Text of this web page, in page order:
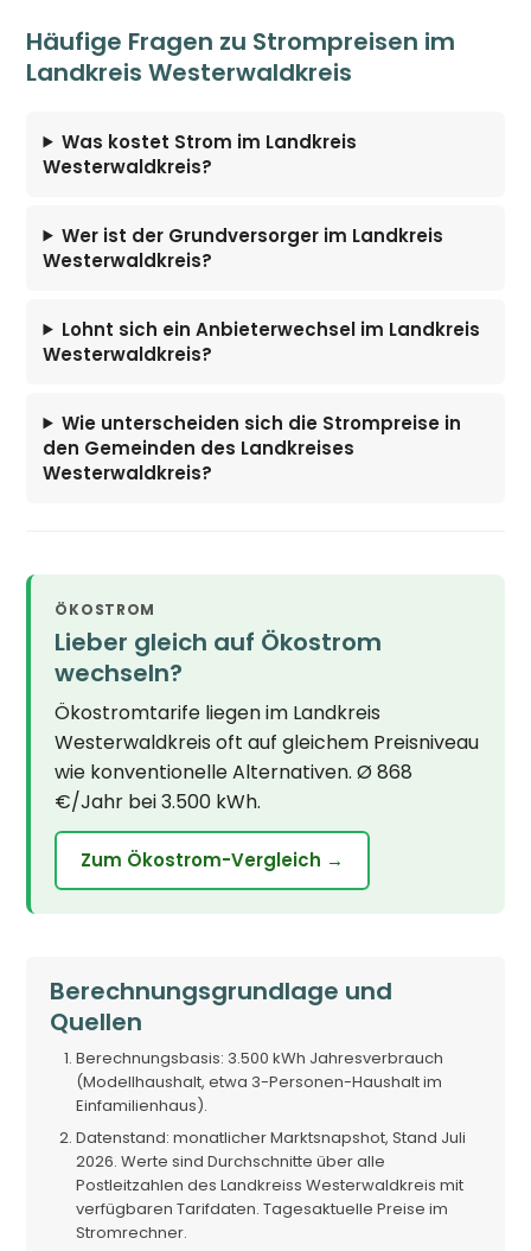
Häufige Fragen zu Strompreisen im
Landkreis Westerwaldkreis
Was kostet Strom im Landkreis
Westerwaldkreis?
Wer ist der Grundversorger im Landkreis
Westerwaldkreis?
Lohnt sich ein Anbieterwechsel im Landkreis
Westerwaldkreis?
Wie unterscheiden sich die Strompreise in
den Gemeinden des Landkreises
Westerwaldkreis?
ÖKOSTROM
Lieber gleich auf Ökostrom
wechseln?
Ökostromtarife liegen im Landkreis
Westerwaldkreis oft auf gleichem Preisniveau
wie konventionelle Alternativen. Ø 868
€/Jahr bei 3.500 kWh.
Zum Ökostrom-Vergleich →
Berechnungsgrundlage und
Quellen
Berechnungsbasis: 3.500 kWh Jahresverbrauch
(Modellhaushalt, etwa 3-Personen-Haushalt im
Einfamilienhaus).
Datenstand: monatlicher Marktsnapshot, Stand Juli
2026. Werte sind Durchschnitte über alle
Postleitzahlen des Landkreiss Westerwaldkreis mit
verfügbaren Tarifdaten. Tagesaktuelle Preise im
Stromrechner.